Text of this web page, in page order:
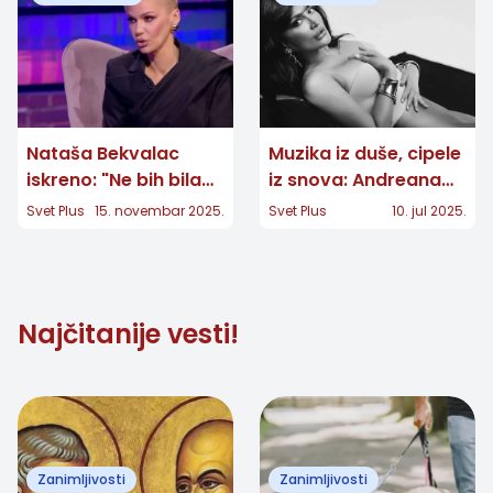
Nataša Bekvalac
iskreno: "Ne bih bila
srećna da moje ćerke
Svet Plus 15. novembar 2025.
Muzika iz duše, cipele
iz snova: Andreana
Čekić o svom novom
Svet Plus 10. jul 2025.
Najčitanije vesti!
Zanimljivosti Zanimljivosti